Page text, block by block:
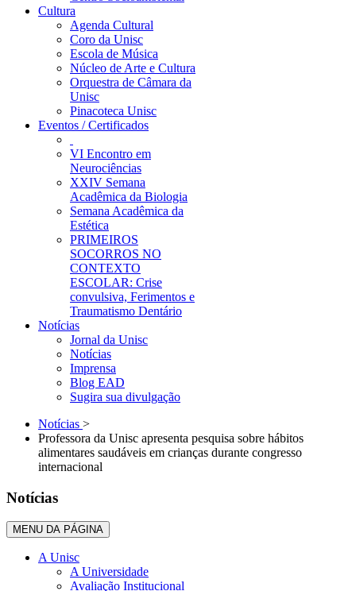
Cultura
Agenda Cultural
Coro da Unisc
Escola de Música
Núcleo de Arte e Cultura
Orquestra de Câmara da
Unisc
Pinacoteca Unisc
Eventos / Certificados
VI Encontro em
Neurociências
XXIV Semana
Acadêmica da Biologia
Semana Acadêmica da
Estética
PRIMEIROS
SOCORROS NO
CONTEXTO
ESCOLAR: Crise
convulsiva, Ferimentos e
Traumatismo Dentário
Notícias
Jornal da Unisc
Notícias
Imprensa
Blog EAD
Sugira sua divulgação
Notícias >
Professora da Unisc apresenta pesquisa sobre hábitos
alimentares saudáveis em crianças durante congresso
internacional
Notícias
MENU DA PÁGINA
A Unisc
A Universidade
Avaliação Institucional